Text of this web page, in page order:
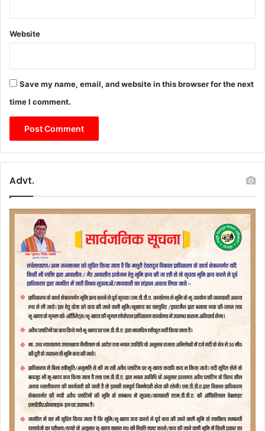
Website
Save my name, email, and website in this browser for the next
time I comment.
Advt.